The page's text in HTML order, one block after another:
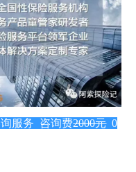
询服务 咨询费2000元0